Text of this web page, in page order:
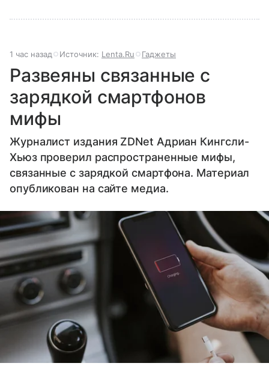
1 час назад Источник: Lenta.Ru Гаджеты
Развеяны связанные с
зарядкой смартфонов
мифы
Журналист издания ZDNet Адриан Кингсли-
Хьюз проверил распространенные мифы,
связанные с зарядкой смартфона. Материал
опубликован на сайте медиа.